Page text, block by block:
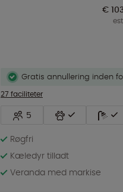
Gratis annullering inden
27 faciliteter
5
Røgfri
Kæledyr tilladt
Veranda med markise
€